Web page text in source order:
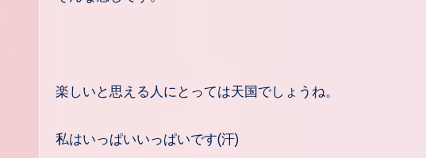
楽しいと思える人にとっては天国でしょうね。
私はいっぱいいっぱいです(汗)